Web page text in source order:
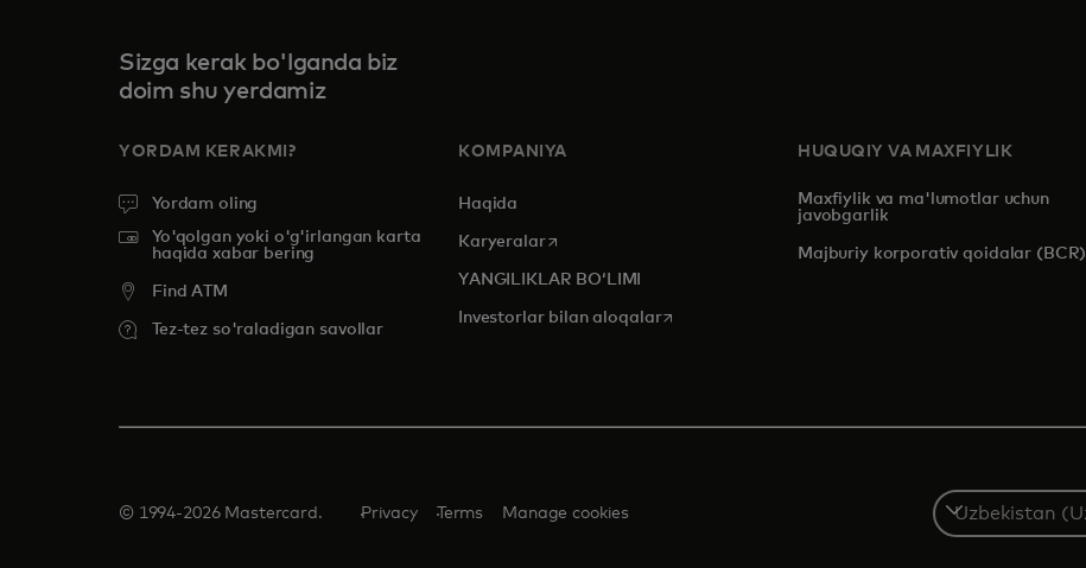
Sizga kerak bo'lganda biz
doim shu yerdamiz
YORDAM KERAKMI?
Yordam oling
Yo'qolgan yoki o'g'irlangan karta
haqida xabar bering
Find ATM
Tez-tez so'raladigan savollar
KOMPANIYA
Haqida
Karyeralaropens in a new tab
YANGILIKLAR BOʻLIMI
Investorlar bilan aloqalaropens in a new tab
HUQUQIY VA MAXFIYLIK
Maxfiylik va ma'lumotlar uchun
javobgarlik
Majburiy korporativ qoidalar (BCR)
© 1994-2026 Mastercard. Privacy Terms Manage cookies
Select
a
country